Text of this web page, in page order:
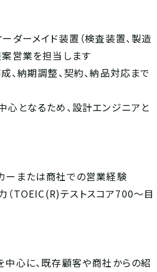
ダーメイド装置（検査装置、製造
営業を担当します
、納期調整、契約、納品対応まで
心となるため、設計エンジニアと
ーまたは商社での営業経験
TOEIC(R)テストスコア700～目
中心に、既存顧客や商社からの紹